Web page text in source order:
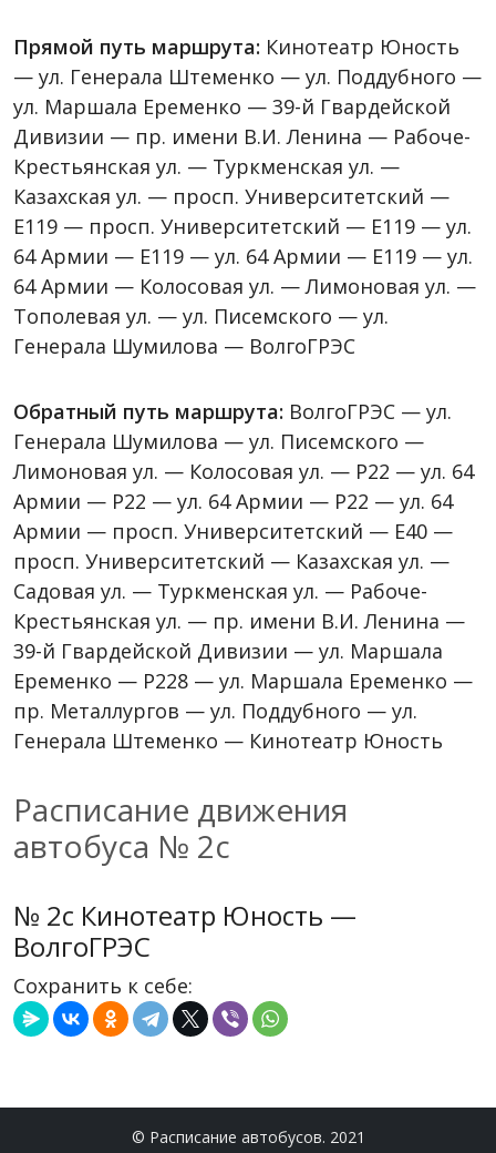
Прямой путь маршрута: Кинотеатр Юность
— ул. Генерала Штеменко — ул. Поддубного —
ул. Маршала Еременко — 39-й Гвардейской
Дивизии — пр. имени В.И. Ленина — Рабоче-
Крестьянская ул. — Туркменская ул. —
Казахская ул. — просп. Университетский —
Е119 — просп. Университетский — Е119 — ул.
64 Армии — Е119 — ул. 64 Армии — Е119 — ул.
64 Армии — Колосовая ул. — Лимоновая ул. —
Тополевая ул. — ул. Писемского — ул.
Генерала Шумилова — ВолгоГРЭС
Обратный путь маршрута: ВолгоГРЭС — ул.
Генерала Шумилова — ул. Писемского —
Лимоновая ул. — Колосовая ул. — P22 — ул. 64
Армии — P22 — ул. 64 Армии — P22 — ул. 64
Армии — просп. Университетский — Е40 —
просп. Университетский — Казахская ул. —
Садовая ул. — Туркменская ул. — Рабоче-
Крестьянская ул. — пр. имени В.И. Ленина —
39-й Гвардейской Дивизии — ул. Маршала
Еременко — Р228 — ул. Маршала Еременко —
пр. Металлургов — ул. Поддубного — ул.
Генерала Штеменко — Кинотеатр Юность
Расписание движения
автобуса № 2с
№ 2с Кинотеатр Юность —
ВолгоГРЭС
Сохранить к себе:
© Расписание автобусов. 2021